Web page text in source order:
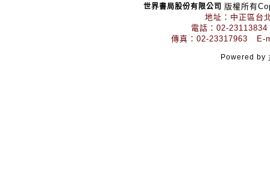
世界書局股份有限公司 版權所有
地址：中正區台
電話：02-
傳真：02-23317963 E-
Powered by